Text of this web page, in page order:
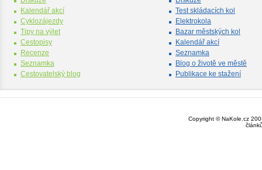
Kalendář akcí
Cyklozájezdy
Tipy na výlet
Cestopisy
Recenze
Seznamka
Cestovatelský blog
Test skládacích kol
Elektrokola
Bazar městských kol
Kalendář akcí
Seznamka
Blog o životě ve městě
Publikace ke stažení
Copyright © NaKole.cz